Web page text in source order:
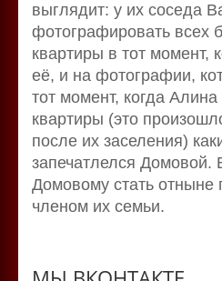
выглядит: у их соседа
фотографировать всех
квартиры в тот момент,
её, и на фотографии,
тот момент, когда
квартиры (это
после их заселения)
запечатлелся Домовой.
Домовому стать
членом их семьи.